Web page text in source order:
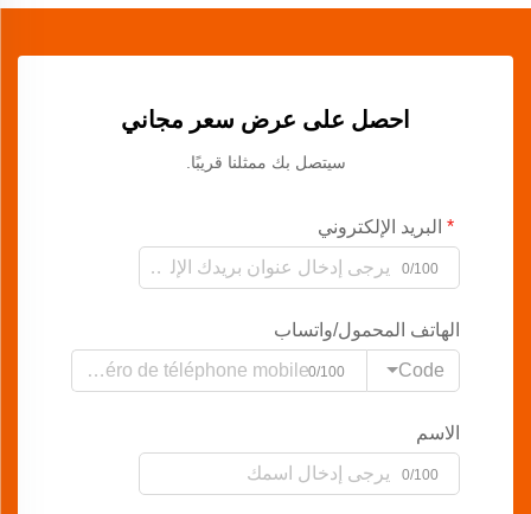
احصل على عرض سعر مجاني
سيتصل بك ممثلنا قريبًا.
البريد الإلكتروني
0/100
الهاتف المحمول/واتساب
Code
0/100
الاسم
0/100